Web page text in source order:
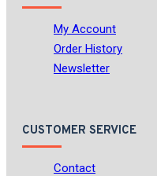
My Account
Order History
Newsletter
CUSTOMER SERVICE
Contact